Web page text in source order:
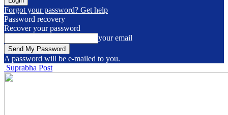
Forgot your password? Get help
Password recovery
Recover your password
your email
A password will be e-mailed to you.
Suprabha Post